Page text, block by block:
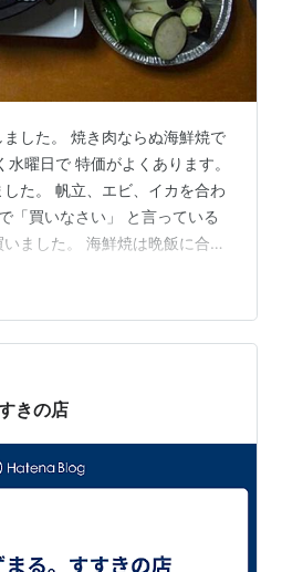
した。 焼き肉ならぬ海鮮焼で
曜日で 特価がよくあります。
た。 帆立、エビ、イカを合わ
「買いなさい」 と言っている
ました。 海鮮焼は晩飯に合わ
を戴きました。 ありがとうご
きの店